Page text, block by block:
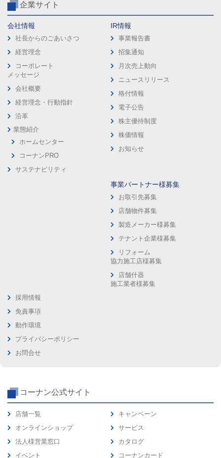
企業サイト
会社情報
社長からのごあいさつ
経営理念
コーポレート
メッセージ
会社概要
経営理念・行動指針
沿革
業態紹介
ホームセンター
コーナンPRO
サステナビリティ
IR情報
事業報告書
招集通知
月次売上動向
ニュースリリース
格付情報
電子公告
株主優待制度
株価情報
お知らせ
事業パートナー様募集
お取引先募集
店舗物件募集
製造メーカー様募集
テナント企業様募集
リフォーム
協力施工店様募集
店舗什器
施工業者様募集
採用情報
免責事項
動作環境
プライバシーポリシー
お問合せ
コーナン公式サイト
店舗一覧
オンラインショップ
法人様営業窓口
イベント
キャンペーン
サービス
カタログ
コーナンカード